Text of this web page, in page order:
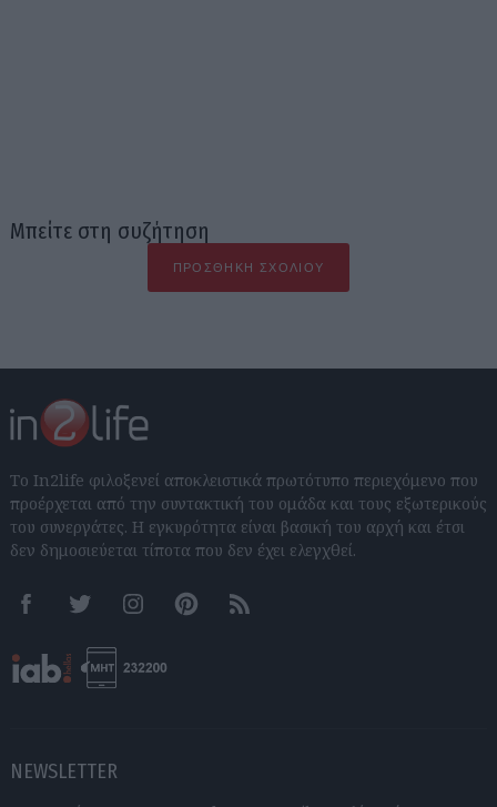
Μπείτε στη συζήτηση
ΠΡΟΣΘΉΚΗ ΣΧΟΛΊΟΥ
Το In2life φιλοξενεί αποκλειστικά πρωτότυπο περιεχόμενο που
προέρχεται από την συντακτική του ομάδα και τους εξωτερικούς
του συνεργάτες. Η εγκυρότητα είναι βασική του αρχή και έτσι
δεν δημοσιεύεται τίποτα που δεν έχει ελεγχθεί.
FacebookTwitter InstagramPinterestRSS feeds
NEWSLETTER